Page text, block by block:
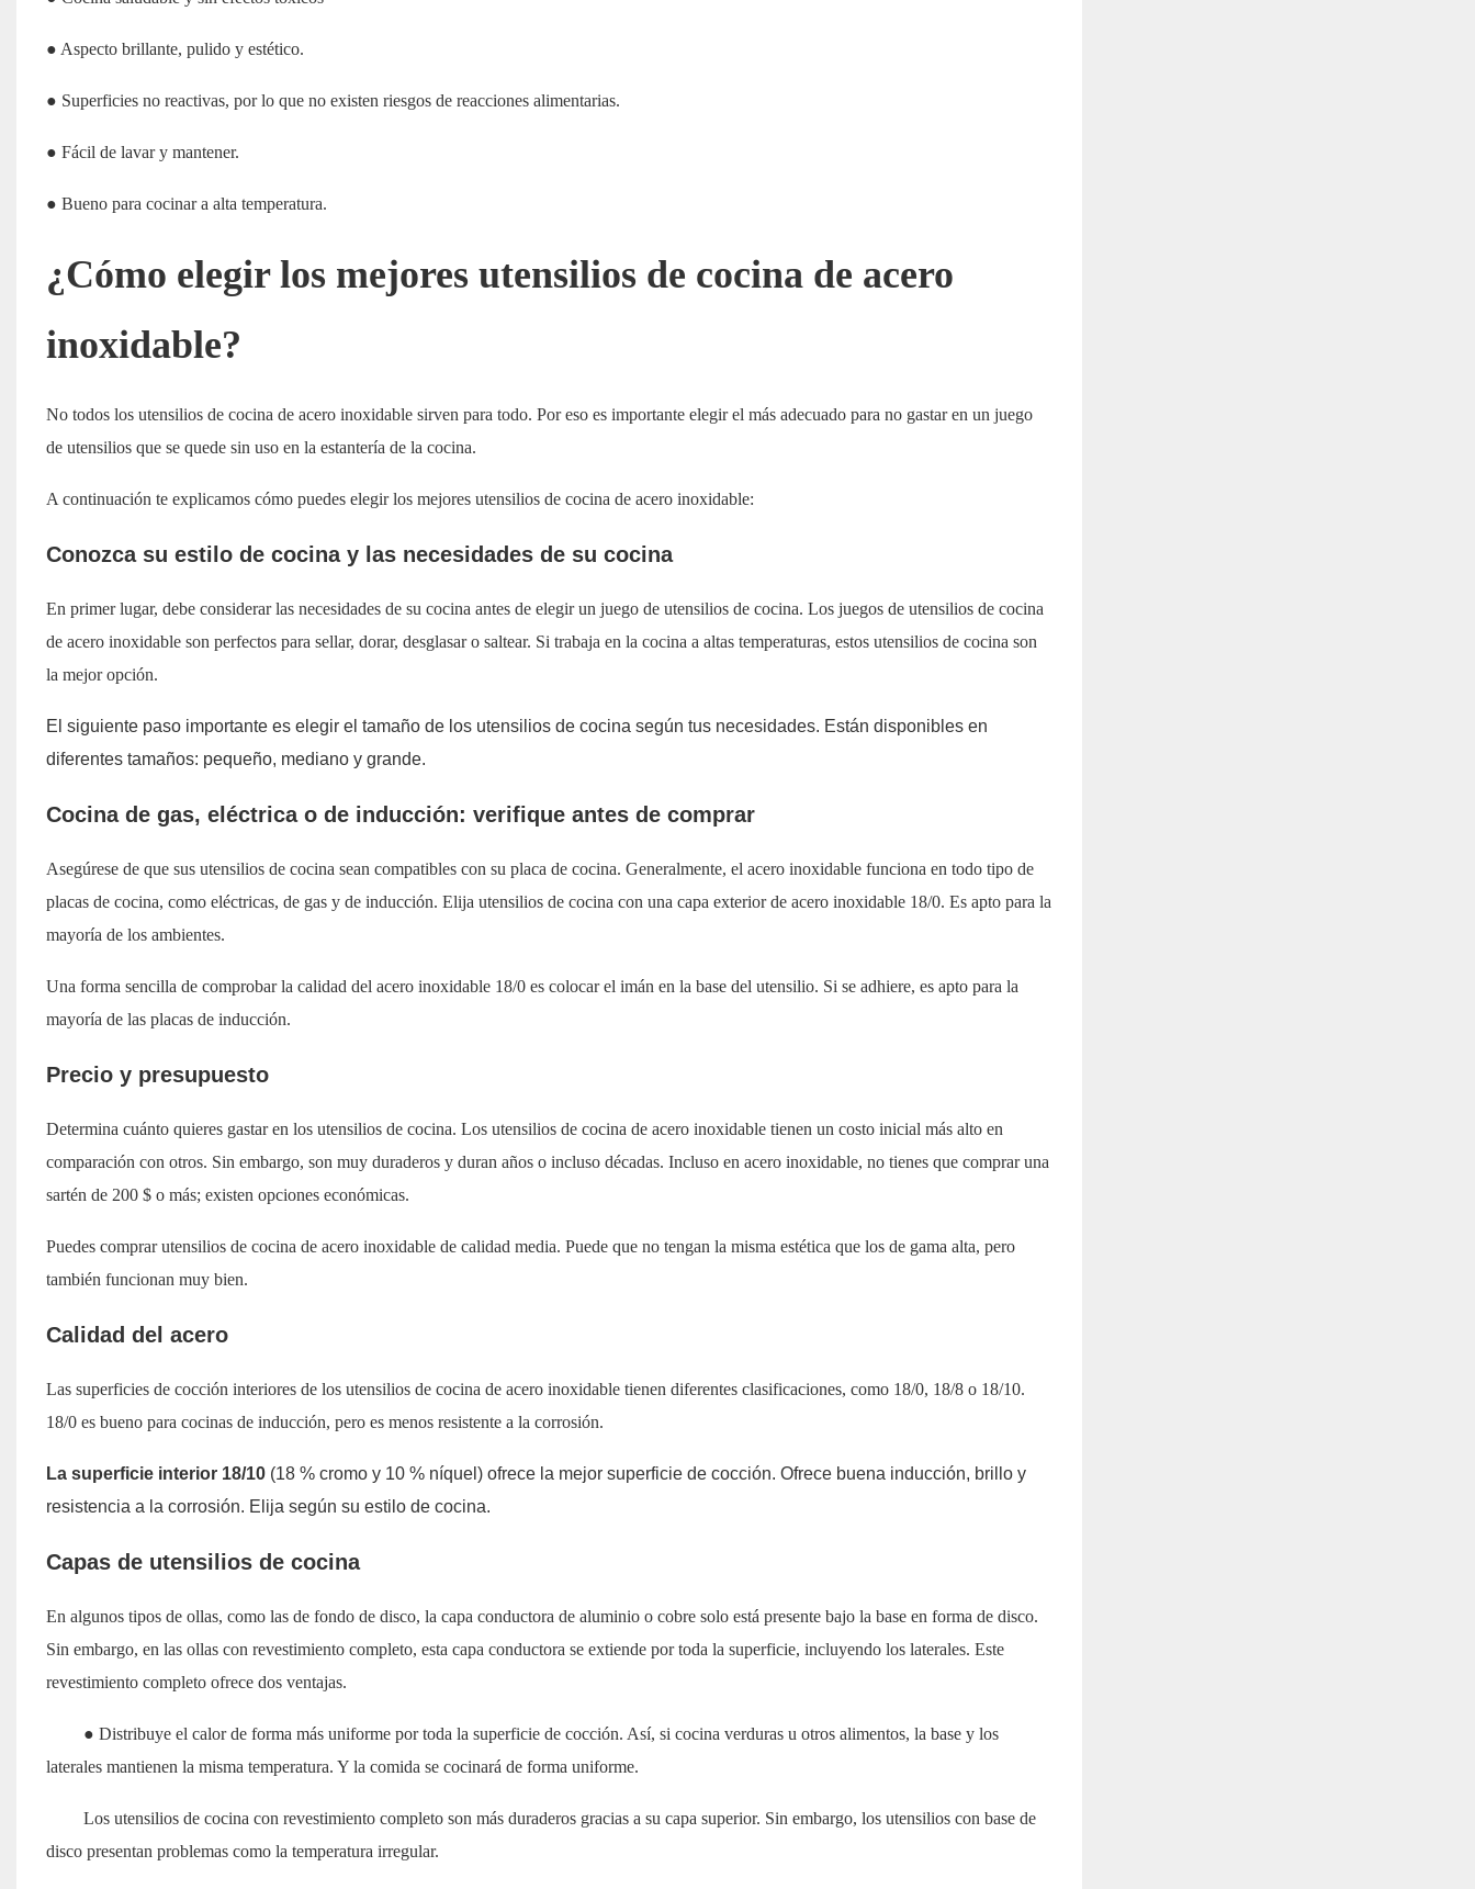
● Aspecto brillante, pulido y estético.
● Superficies no reactivas, por lo que no existen riesgos de reacciones alimentarias.
● Fácil de lavar y mantener.
● Bueno para cocinar a alta temperatura.
¿Cómo elegir los mejores utensilios de cocina de acero
inoxidable?
No todos los utensilios de cocina de acero inoxidable sirven para todo. Por eso es importante elegir el más adecuado para no gastar en un juego
de utensilios que se quede sin uso en la estantería de la cocina.
A continuación te explicamos cómo puedes elegir los mejores utensilios de cocina de acero inoxidable:
Conozca su estilo de cocina y las necesidades de su cocina
En primer lugar, debe considerar las necesidades de su cocina antes de elegir un juego de utensilios de cocina. Los juegos de utensilios de cocina
de acero inoxidable son perfectos para sellar, dorar, desglasar o saltear. Si trabaja en la cocina a altas temperaturas, estos utensilios de cocina son
la mejor opción.
El siguiente paso importante es elegir el tamaño de los utensilios de cocina según tus necesidades. Están disponibles en
diferentes tamaños: pequeño, mediano y grande.
Cocina de gas, eléctrica o de inducción: verifique antes de comprar
Asegúrese de que sus utensilios de cocina sean compatibles con su placa de cocina. Generalmente, el acero inoxidable funciona en todo tipo de
placas de cocina, como eléctricas, de gas y de inducción. Elija utensilios de cocina con una capa exterior de acero inoxidable 18/0. Es apto para la
mayoría de los ambientes.
Una forma sencilla de comprobar la calidad del acero inoxidable 18/0 es colocar el imán en la base del utensilio. Si se adhiere, es apto para la
mayoría de las placas de inducción.
Precio y presupuesto
Determina cuánto quieres gastar en los utensilios de cocina. Los utensilios de cocina de acero inoxidable tienen un costo inicial más alto en
comparación con otros. Sin embargo, son muy duraderos y duran años o incluso décadas. Incluso en acero inoxidable, no tienes que comprar una
sartén de 200 $ o más; existen opciones económicas.
Puedes comprar utensilios de cocina de acero inoxidable de calidad media. Puede que no tengan la misma estética que los de gama alta, pero
también funcionan muy bien.
Calidad del acero
Las superficies de cocción interiores de los utensilios de cocina de acero inoxidable tienen diferentes clasificaciones, como 18/0, 18/8 o 18/10.
18/0 es bueno para cocinas de inducción, pero es menos resistente a la corrosión.
La superficie interior 18/10 (18 % cromo y 10 % níquel) ofrece la mejor superficie de cocción. Ofrece buena inducción, brillo y
resistencia a la corrosión. Elija según su estilo de cocina.
Capas de utensilios de cocina
En algunos tipos de ollas, como las de fondo de disco, la capa conductora de aluminio o cobre solo está presente bajo la base en forma de disco.
Sin embargo, en las ollas con revestimiento completo, esta capa conductora se extiende por toda la superficie, incluyendo los laterales. Este
revestimiento completo ofrece dos ventajas.
● Distribuye el calor de forma más uniforme por toda la superficie de cocción. Así, si cocina verduras u otros alimentos, la base y los
laterales mantienen la misma temperatura. Y la comida se cocinará de forma uniforme.
Los utensilios de cocina con revestimiento completo son más duraderos gracias a su capa superior. Sin embargo, los utensilios con base de
disco presentan problemas como la temperatura irregular.